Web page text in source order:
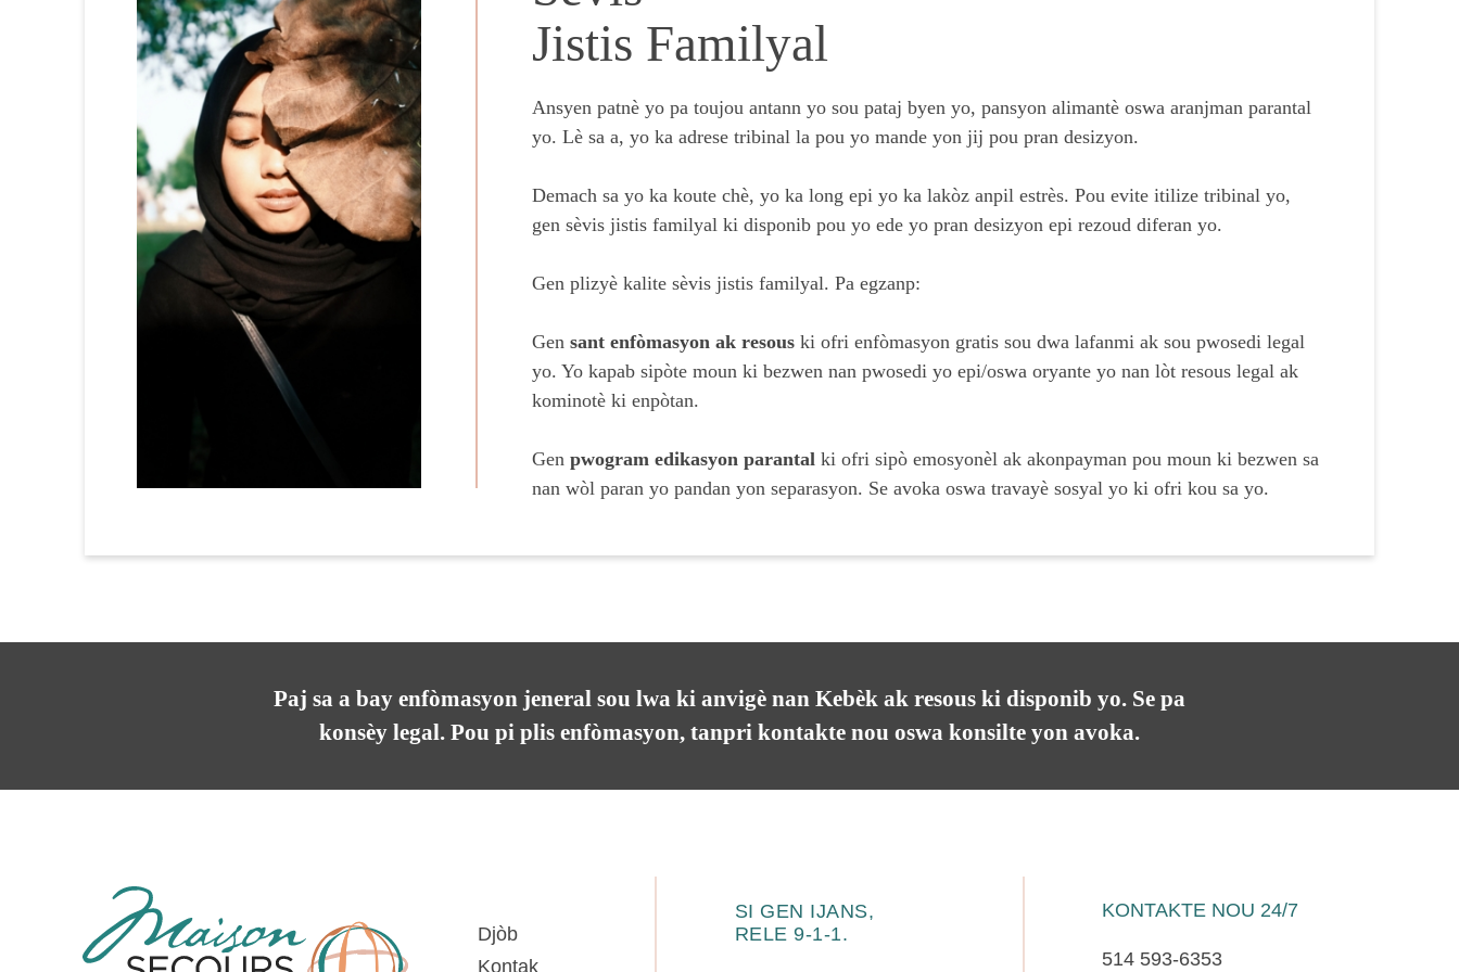
Jistis Familyal
Ansyen patnè yo pa toujou antann yo sou pataj byen yo, pansyon alimantè oswa aranjman parantal
yo. Lè sa a, yo ka adrese tribinal la pou yo mande yon jij pou pran desizyon.
Demach sa yo ka koute chè, yo ka long epi yo ka lakòz anpil estrès. Pou evite itilize tribinal yo,
gen sèvis jistis familyal ki disponib pou yo ede yo pran desizyon epi rezoud diferan yo.
Gen plizyè kalite sèvis jistis familyal. Pa egzanp:
Gen sant enfòmasyon ak resouski ofri enfòmasyon gratis sou dwa lafanmi ak sou pwosedi legal
yo. Yo kapab sipòte moun ki bezwen nan pwosedi yo epi/oswa oryante yo nan lòt resous legal ak
kominotè ki enpòtan.
Gen pwogram edikasyon parantal ki ofri sipò emosyonèl ak akonpayman pou moun ki bezwen sa
nan wòl paran yo pandan yon separasyon. Se avoka oswa travayè sosyal yo ki ofri kou sa yo.
Paj sa a bay enfòmasyon jeneral sou lwa ki anvigè nan Kebèk ak resous ki disponib yo. Se pa
konsèy legal. Pou pi plis enfòmasyon, tanpri kontakte nou oswa konsilte yon avoka.
Djòb
Kontak
SI GEN IJANS,
RELE 9-1-1.
KONTAKTE NOU 24/7
514 593-6353